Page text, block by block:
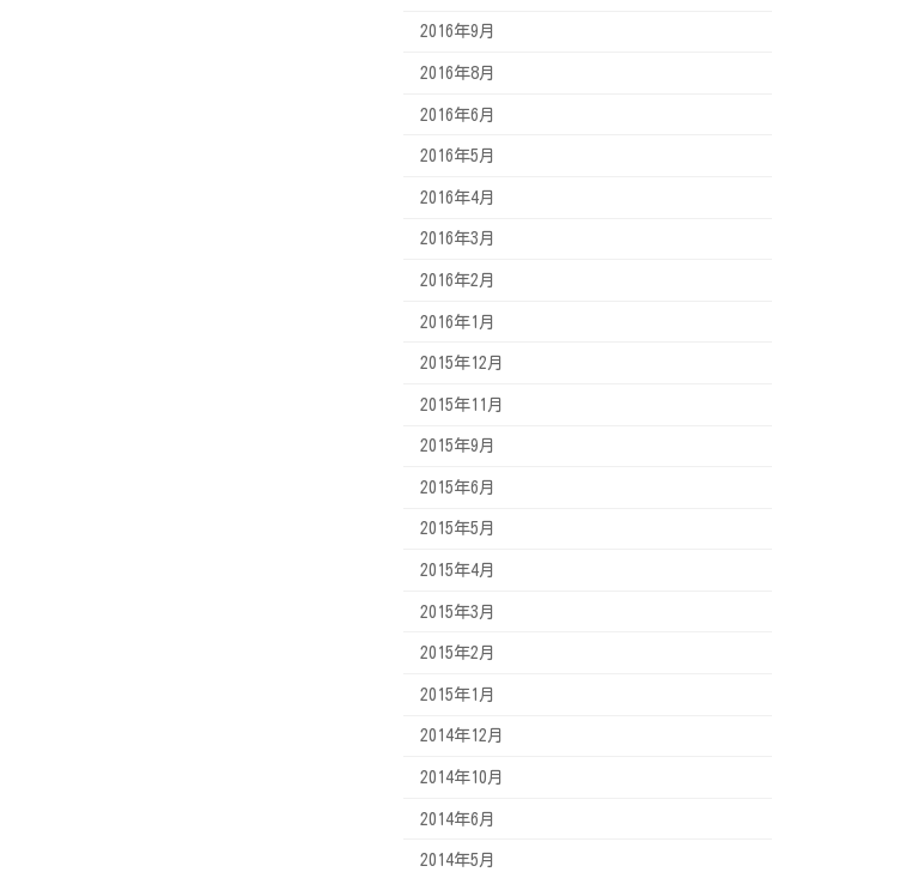
2016年9月
2016年8月
2016年6月
2016年5月
2016年4月
2016年3月
2016年2月
2016年1月
2015年12月
2015年11月
2015年9月
2015年6月
2015年5月
2015年4月
2015年3月
2015年2月
2015年1月
2014年12月
2014年10月
2014年6月
2014年5月